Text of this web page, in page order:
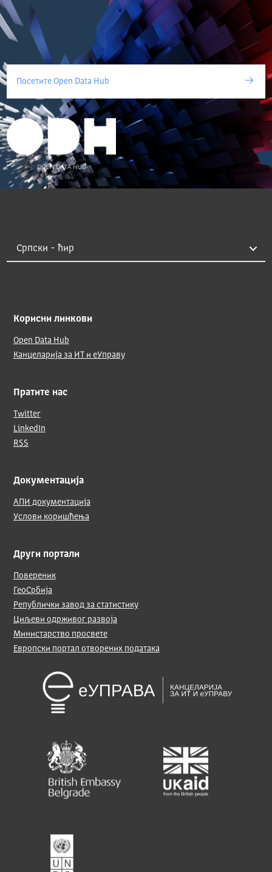
Посетите Open Data Hub
Корисни линкови
Open Data Hub
Канцеларија за ИТ и еУправу
Пратите нас
Twitter
LinkedIn
RSS
Документација
АПИ документација
Услови коришћења
Други портали
Повереник
ГеоСрбија
Републички завод за статистику
Циљеви одрживог развоја
Министарство просвете
Европски портал отворених података